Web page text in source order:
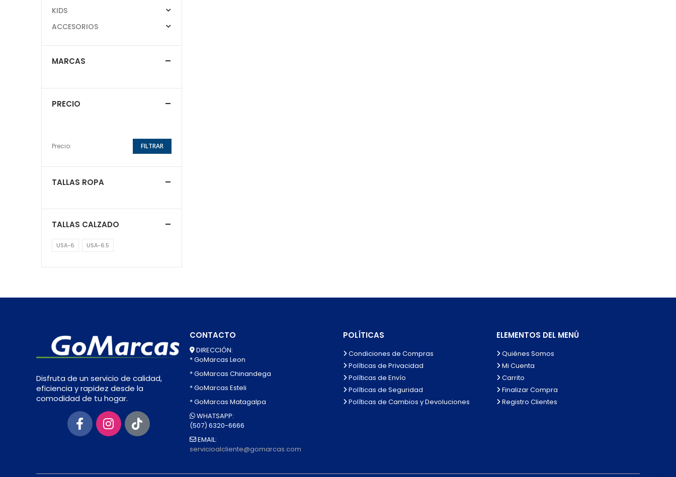
KIDS
ACCESORIOS
MARCAS
PRECIO
Precio: FILTRAR
TALLAS ROPA
TALLAS CALZADO
USA-6 USA-6.5
Disfruta de un servicio de calidad,
eficiencia y rapidez desde la
comodidad de tu hogar.
CONTACTO
DIRECCIÓN:
* GoMarcas Leon
* GoMarcas Chinandega
* GoMarcas Esteli
* GoMarcas Matagalpa
WHATSAPP:
(507) 6320-6666
EMAIL:
servicioalcliente@gomarcas.com
POLÍTICAS
Condiciones de Compras
Políticas de Privacidad
Políticas de Envío
Políticas de Seguridad
Políticas de Cambios y Devoluciones
ELEMENTOS DEL MENÚ
Quiénes Somos
Mi Cuenta
Carrito
Finalizar Compra
Registro Clientes